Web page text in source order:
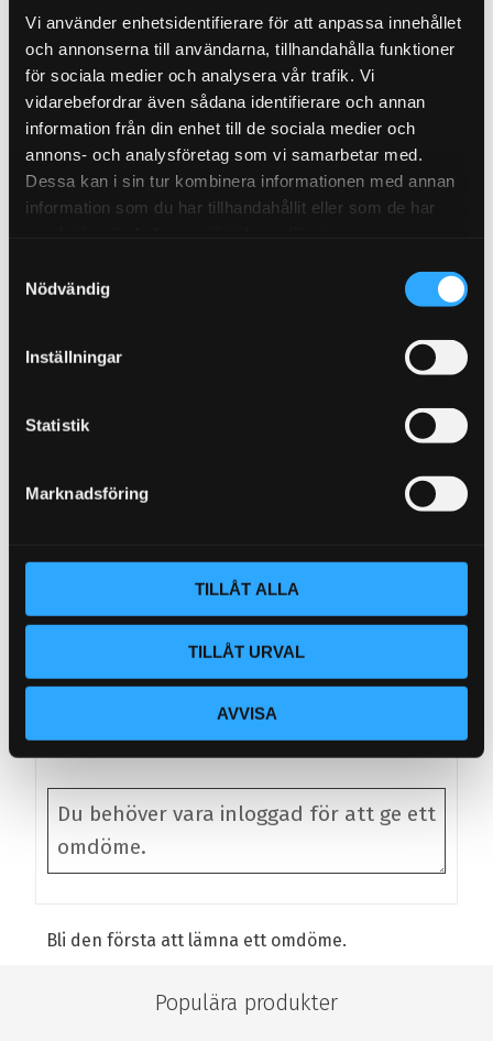
Vi använder enhetsidentifierare för att anpassa innehållet
och annonserna till användarna, tillhandahålla funktioner
för sociala medier och analysera vår trafik. Vi
vidarebefordrar även sådana identifierare och annan
information från din enhet till de sociala medier och
annons- och analysföretag som vi samarbetar med.
Dessa kan i sin tur kombinera informationen med annan
information som du har tillhandahållit eller som de har
Nödvändig
Inställningar
Statistik
Marknadsföring
TILLÅT ALLA
TILLÅT URVAL
AVVISA
kostnad (maximal längd: 75 cm). Specialfärger finns
också tillgängliga mot extra kostnad (lackerade
eller anodiserade).
(Önskar du annan tank eller färg. Lägg en
kommentar i kassan vad du önskar, eller mejla dina
önskemål: order@streetperformance.se)
Kompletta luftdämpare och luftbälgar
Manöverpanel med brytare och 200 PSI-mätare
Luftslang och kopplingar
1 meter 7,5 × 10 mm nylonslang
60A säkring med säkringshållare
Installationsmanual
Omdömen
Du
Bli den första att lämna ett omdöme.
Populära produkter